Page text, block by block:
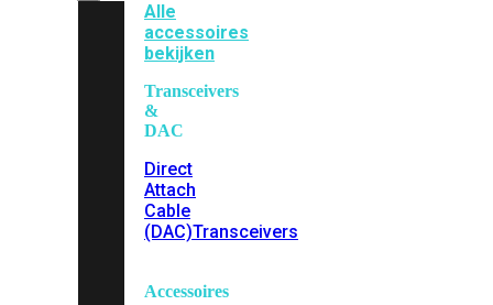
Alle
accessoires
bekijken
Transceivers
&
DAC
Direct
Attach
Cable
(DAC)Transceivers
Accessoires